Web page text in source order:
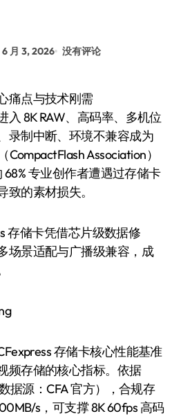
6 月 3, 2026 没有评论
心痛点与技术刚需
入 8K RAW、高码率、多机位
录制中断、环境不兼容成为
Association）
专业创作者遭遇过存储卡
的素材损失。
存储卡凭借芯片级数据修
场景适配与广播级兼容，成
存储卡核心性能基准
频存储的核心指标。依据
据源：CFA 官方），合规存
s，可支撑 8K 60fps 高码